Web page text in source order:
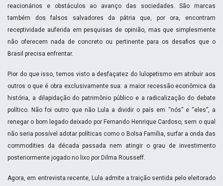
reacionários e obstáculos ao avanço das sociedades. São marcas
também dos falsos salvadores da pátria que, por ora, encontram
receptividade auferida em pesquisas de opinião, mas que simplesmente
não oferecem nada de concreto ou pertinente para os desafios que o
Brasil precisa enfrentar.
Pior do que isso, temos visto a desfaçatez do lulopetismo em atribuir aos
outros o que é obra exclusivamente sua: a maior recessão econômica da
história, a dilapidação do patrimônio público e a radicalização do debate
político. Não foi outro que não Lula a dividir o país em “nós” e “eles”, a
renegar o bom legado deixado por Fernando Henrique Cardoso, sem o qual
não seria possível adotar políticas como o Bolsa Família, surfar a onda das
commodities da década passada nem atingir o grau de investimento
posteriormente jogado no lixo por Dilma Rousseff.
Agora, em entrevista recente, Lula admite a traição sentida pelo eleitorado